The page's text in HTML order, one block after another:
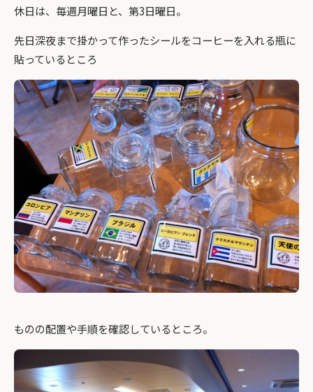
休日は、毎週月曜日と、第3日曜日。
先日深夜まで掛かって作ったシールをコーヒーを入れる瓶に
貼っているところ
ものの配置や手順を確認しているところ。